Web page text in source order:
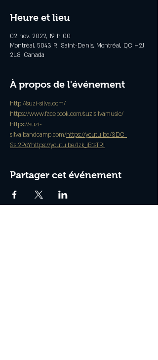
Heure et lieu
02 nov. 2022, 19 h 00
Montréal, 5043 R. Saint-Denis, Montréal, QC H2J
2L8, Canada
À propos de l'événement
http://suzi-silva.com/
https://www.facebook.com/suzisilvamusic/
https://suzi-
silva.bandcamp.com/https://youtu.be/3DC-
Ssi2PoYhttps://youtu.be/Jzk_iB1sTRI
Partager cet événement